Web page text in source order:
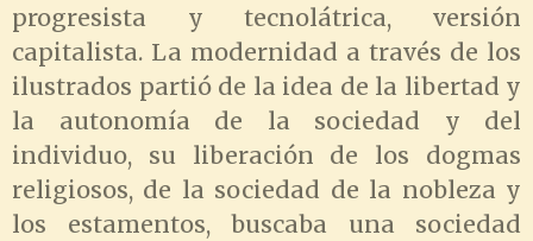
progresista y tecnolátrica, versión
capitalista. La modernidad a través de los
ilustrados partió de la idea de la libertad y
la autonomía de la sociedad y del
individuo, su liberación de los dogmas
religiosos, de la sociedad de la nobleza y
los estamentos, buscaba una sociedad